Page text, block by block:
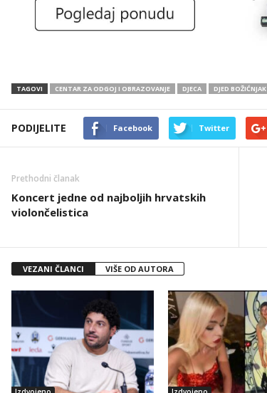
TAGOVI CENTAR ZA ODGOJ I OBRAZOVANJE DJECA DJED BOŽIĆNJAK
PODIJELITE Facebook Twitter
Prethodni članak
Koncert jedne od najboljih hrvatskih
violončelistica
VEZANI ČLANCI VIŠE OD AUTORA